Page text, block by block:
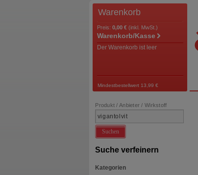
Warenkorb
Preis: 0,00 € (inkl. MwSt.)
Warenkorb/Kasse
Der Warenkorb ist leer
Mindestbestellwert 13,99 €
Produkt / Anbieter / Wirkstoff
Suchen
Suche verfeinern
Kategorien